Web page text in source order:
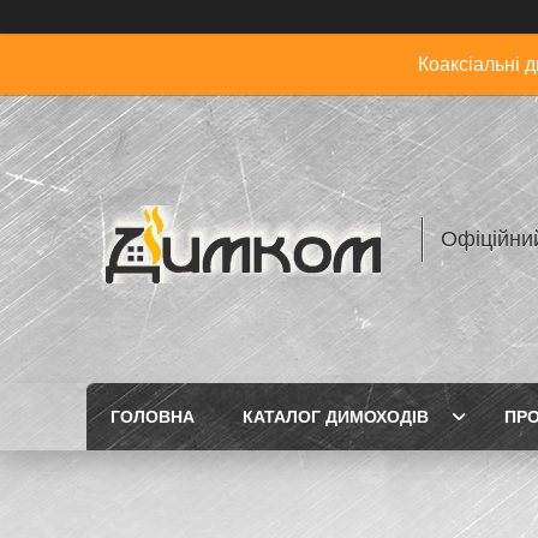
Коаксіальні
ГОЛОВНА КАТАЛОГ ДИМОХОДІВ